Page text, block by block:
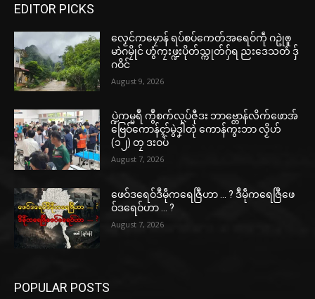
EDITOR PICKS
လၟေင်ကမၠောန် ရပ်စပ်ကေတ်အရေဝ်ကဵု ဂဥုဲၜူ
မာဲဂမၠိုင် ဟွံကၠးဖ္ဍးပိုတ်သ္ကုတ်ဂှ်ရ ညးဒေသတံ ဒှ်
ဂဝိင်
August 9, 2026
ပ္ဍဲကမ္မရဳ ကွဳစက်လုပ်ဇီုဒး ဘာဗ္တောန်လိက်ဖောအ်
ဗြေဝ်ကောန်ၚာ်မွဲဒၞါဲတုဲ ကောန်ကွးဘာ လၟိဟ်
(၁၂) တၠ ဒးဝပ်
August 7, 2026
ဖေဝ်ဒရေဝ်ဒဳမဵုကရေဇြဳဟာ … ? ဒဳမဵုကရေဇြဳဖေ
ဝ်ဒရေဝ်ဟာ … ?
August 7, 2026
POPULAR POSTS